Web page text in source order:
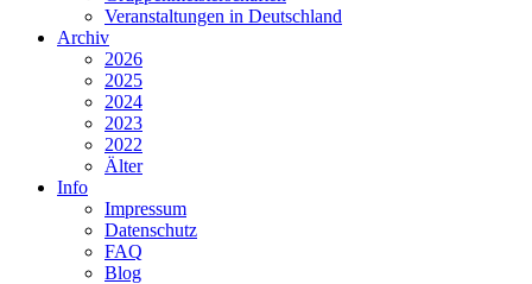
Veranstaltungen in Deutschland
Archiv
2026
2025
2024
2023
2022
Älter
Info
Impressum
Datenschutz
FAQ
Blog